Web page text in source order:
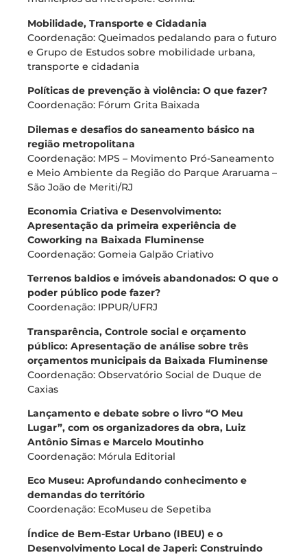
Mobilidade, Transporte e Cidadania
Coordenação: Queimados pedalando para o futuro
e Grupo de Estudos sobre mobilidade urbana,
transporte e cidadania
Políticas de prevenção à violência: O que fazer?
Coordenação: Fórum Grita Baixada
Dilemas e desafios do saneamento básico na
região metropolitana
Coordenação: MPS – Movimento Pró-Saneamento
e Meio Ambiente da Região do Parque Araruama –
São João de Meriti/RJ
Economia Criativa e Desenvolvimento:
Apresentação da primeira experiência de
Coworking na Baixada Fluminense
Coordenação: Gomeia Galpão Criativo
Terrenos baldios e imóveis abandonados: O que o
poder público pode fazer?
Coordenação: IPPUR/UFRJ
Transparência, Controle social e orçamento
público: Apresentação de análise sobre três
orçamentos municipais da Baixada Fluminense
Coordenação: Observatório Social de Duque de
Caxias
Lançamento e debate sobre o livro “O Meu
Lugar”, com os organizadores da obra, Luiz
Antônio Simas e Marcelo Moutinho
Coordenação: Mórula Editorial
Eco Museu: Aprofundando conhecimento e
demandas do território
Coordenação: EcoMuseu de Sepetiba
Índice de Bem-Estar Urbano (IBEU) e o
Desenvolvimento Local de Japeri: Construindo